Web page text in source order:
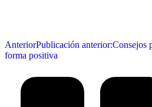
AnteriorPublicación anterior:Consejos
forma positiva